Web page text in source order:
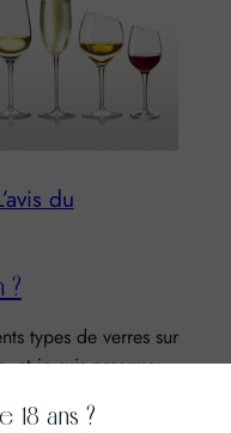
du
?
types de verres sur
et je suis presque
18 ans ?